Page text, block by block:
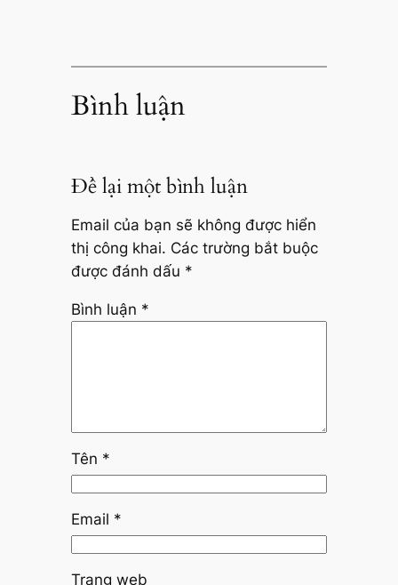
Bình luận
Để lại một bình luận
Email của bạn sẽ không được hiển
thị công khai. Các trường bắt buộc
được đánh dấu *
Bình luận *
Tên *
Email *
Trang web